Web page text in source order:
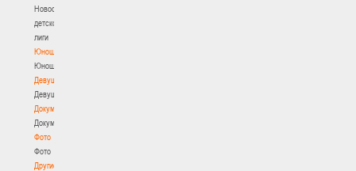
Новости
детской
лиги
Юноши
Юноши
Девушки
Девушки
Документы
Документы
Фото
Фото
Другие